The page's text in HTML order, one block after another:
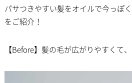
パサつきやすい髪をオイルで今っぽ
をご紹介！
【Before】髪の毛が広がりやすくて